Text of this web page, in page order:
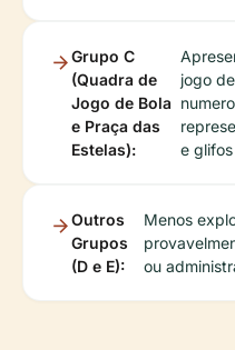
Grupo C
(Quadra de
Jogo de Bola
e Praça das
Estelas):
jogo
e
Outros
Grupos
(D e E):
Menos
ou